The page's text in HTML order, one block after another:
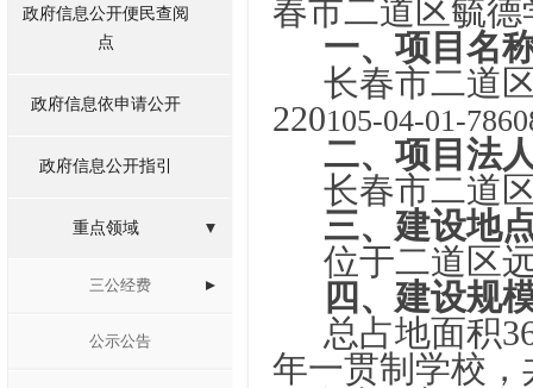
政府信息公开便民查阅
点
政府信息依申请公开
政府信息公开指引
重点领域
三公经费
公示公告
春市二道区毓
一、 项目名
长春市二道
220105-04-01-
二、 项目法
长春市二道
三、 建设地
位于二道区
四、建设规
总占地面积
年一贯制学校